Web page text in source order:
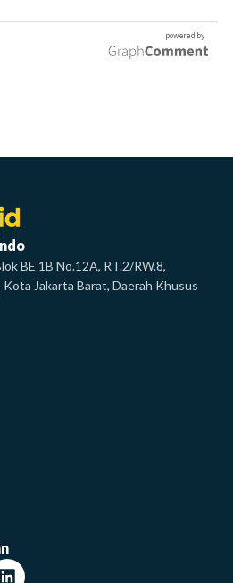
BE 1B No.12A, RT.2/RW.8,
Jakarta Barat, Daerah Khusus